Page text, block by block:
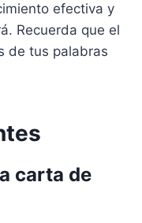
efectiva y
Recuerda que el
de tus palabras
carta de